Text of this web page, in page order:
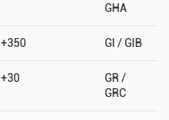
GHA
+350 GI / GIB
+30
GR /
GRC